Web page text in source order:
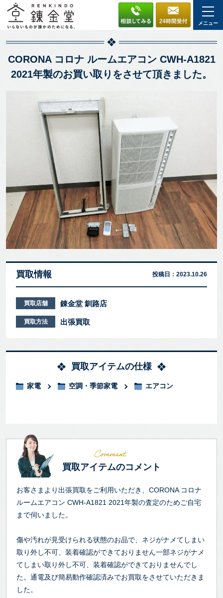
メニュー
CORONA コロナ ルームエアコン CWH-A1821
2021年製のお買い取りをさせて頂きました。
買取情報 投稿日： 2023.10.26
買取店舗 錬金堂 釧路店
買取方法 出張買取
買取アイテムの仕様
家電 空調・季節家電 エアコン
買取アイテムのコメント
お客さまより出張買取をご利用いただき、CORONA コロナ
ルームエアコン CWH-A1821 2021年製の査定のためご自宅
まで伺いました。
傷や汚れが見受けられる状態のお品で、ネジがナメてしまい
取り外し不可、装着確認ができておりません一部ネジがナメ
てしまい取り外し不可、装着確認ができておりませんでし
た。通電及び簡易動作確認済みでお買取をさせていただきま
した。